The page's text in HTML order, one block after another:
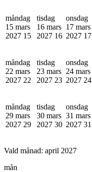
måndag
15 mars
2027 15
tisdag
16 mars
2027 16
onsdag
17 mars
2027 17
måndag
22 mars
2027 22
tisdag
23 mars
2027 23
onsdag
24 mars
2027 24
måndag
29 mars
2027 29
tisdag
30 mars
2027 30
onsdag
31 mars
2027 31
Vald månad: april 2027
mån